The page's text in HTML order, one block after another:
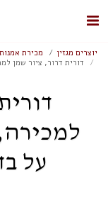
יוצרים מגזין מכירת
דורית דרור, ציור שמן
על בד 100 על 80